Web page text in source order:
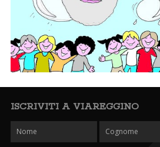
ISCRIVITI A VIAREGGINO